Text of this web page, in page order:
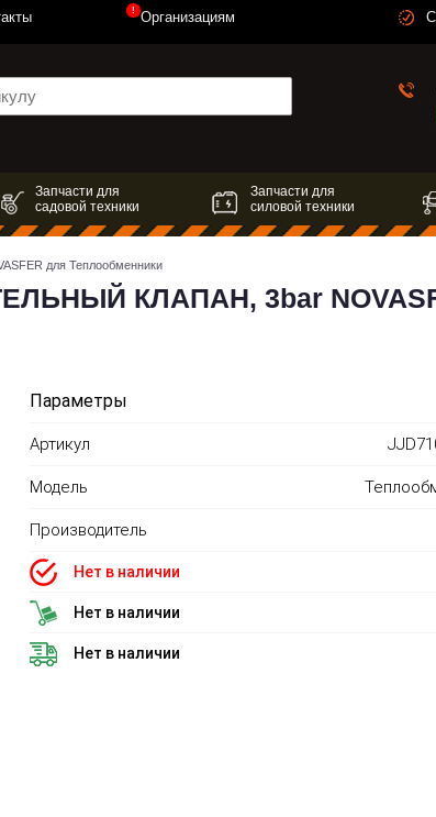
Организациям
!
Запчасти для
садовой техники
Запчасти для
силовой техники
для Теплообменники
КЛАПАН, 3bar
Параметры
Артикул
Модель
Производитель
Нет в наличии
Нет в наличии
Нет в наличии